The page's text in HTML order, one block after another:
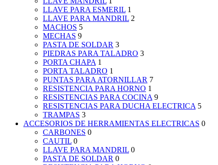
LLAVE PARA ESMERIL 1
LLAVE PARA MANDRIL 2
MACHOS 5
MECHAS 9
PASTA DE SOLDAR 3
PIEDRAS PARA TALADRO 3
PORTA CHAPA 1
PORTA TALADRO 1
PUNTAS PARA ATORNILLAR 7
RESISTENCIA PARA HORNO 1
RESISTENCIAS PARA COCINA 9
RESISTENCIAS PARA DUCHA ELECTRICA 5
TRAMPAS 3
ACCESORIOS DE HERRAMIENTAS ELECTRICAS 0
CARBONES 0
CAUTIL 0
LLAVE PARA MANDRIL 0
PASTA DE SOLDAR 0